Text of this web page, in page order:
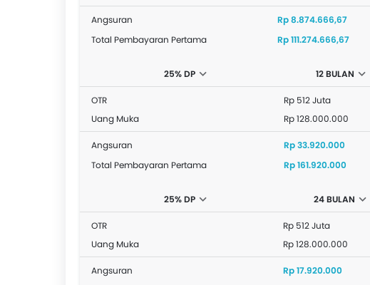
Angsuran
Rp 8.874.666,67
Total Pembayaran Pertama
Rp 111.274.666,67
25% DP 12 BULAN
OTR
Rp 512 Juta
Uang Muka
Rp 128.000.000
Angsuran
Rp 33.920.000
Total Pembayaran Pertama
Rp 161.920.000
25% DP 24 BULAN
OTR
Rp 512 Juta
Uang Muka
Rp 128.000.000
Angsuran
Rp 17.920.000